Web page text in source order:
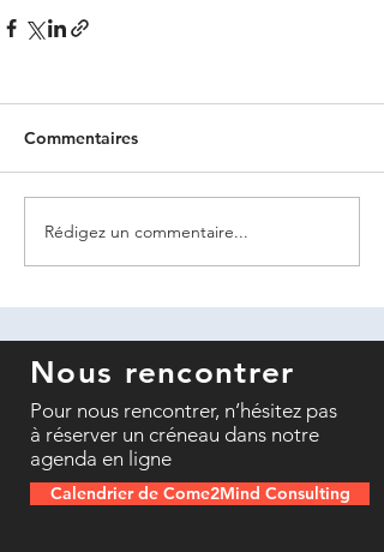
Commentaires
Rédigez un commentaire...
Nous rencontrer
Pour nous rencontrer, n’hésitez pas
à réserver un créneau dans notre
agenda en ligne
Calendrier de Come2Mind Consulting